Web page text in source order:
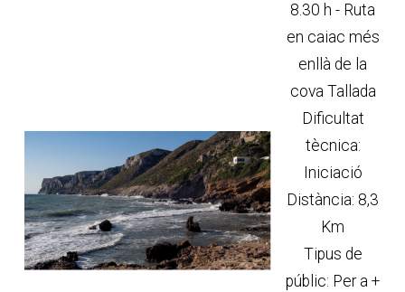
8.30 h - Ruta
en caiac més
enllà de la
cova Tallada
Dificultat
tècnica:
Iniciació
Distància: 8,3
Km
Tipus de
públic: Per a +